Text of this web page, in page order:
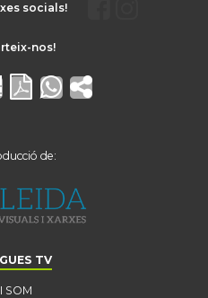
socials!
de:
TV
SOM